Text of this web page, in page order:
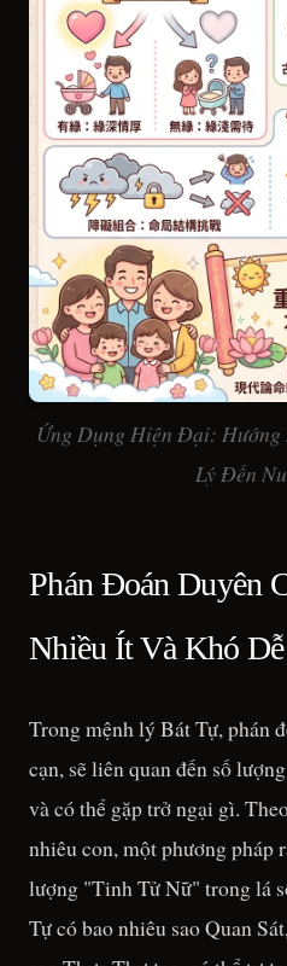
Ứng Dụng Hiện Đại: Hướng
Lý Đến
Phán Đoán Duyên
Nhiều Ít Và Khó
Trong mệnh lý Bát Tự, phán
cạn, sẽ liên quan đến số
và có thể gặp trở ngại gì.
nhiêu con, một phương pháp
lượng "Tinh Tử Nữ" trong lá
Tự có bao nhiêu sao Quan